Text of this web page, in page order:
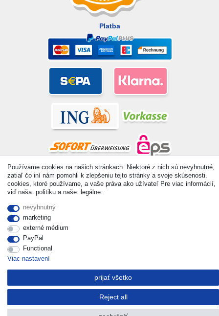
Platba
© Copyright 2026 | Všetky práva vyhradené. - All rights reserved.
Prices incl. VAT. 19% VAT Basic prices see article detail | *
Applies to deliveries to the UK!
Používame cookies na našich stránkach. Niektoré z nich sú nevyhnutné,
zatiaľ čo iní nám pomohli k zlepšeniu tejto stránky a svoje skúsenosti.
cookies, ktoré používame, a vaše práva ako užívateľ Pre viac informácií,
viď naša: politiku a naše: legálne.
nevyhnutný
marketing
externé médium
PayPal
Functional
Viac nastavení
prijať všetko
Reject all
Withdraw from contract here